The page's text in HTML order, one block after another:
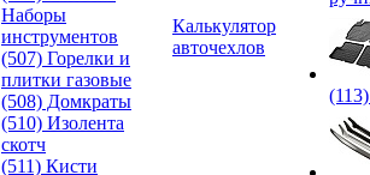
Наборы
инструментов
(507) Горелки и
плитки газовые
(508) Домкраты
(510) Изолента
скотч
(511) Кисти
Калькулятор
авточехлов